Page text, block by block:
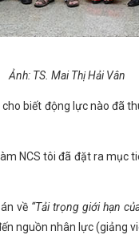
Ảnh: TS. Mai Thị Hải Vân
biết động lực nào đã
NCS tôi đã đặt ra mục
về “Tải trọng giới hạn
nguồn nhân lực (giảng